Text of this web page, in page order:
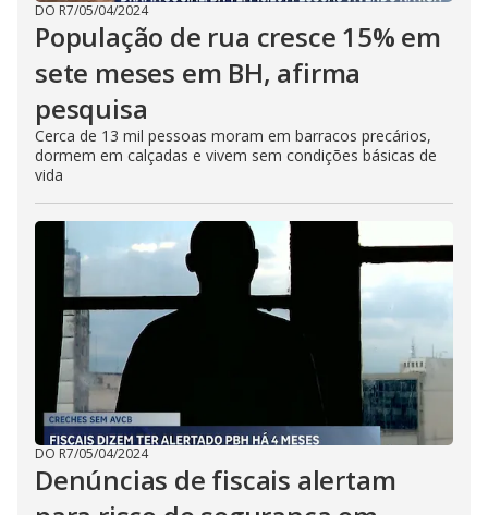
DO R7/05/04/2024
População de rua cresce 15% em
sete meses em BH, afirma
pesquisa
Cerca de 13 mil pessoas moram em barracos precários,
dormem em calçadas e vivem sem condições básicas de
vida
DO R7/05/04/2024
Denúncias de fiscais alertam